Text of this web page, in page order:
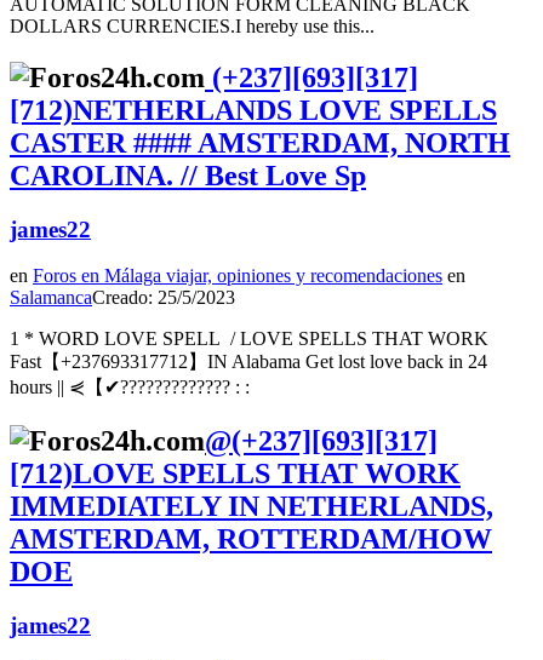
DOLLARS CURRENCIES.I hereby use this...
(+237][693][317]
[712)NETHERLANDS LOVE SPELLS
CASTER #### AMSTERDAM, NORTH
CAROLINA. // Best Love Sp
james22
en Foros en Málaga viajar, opiniones y recomendaciones en
SalamancaCreado: 25/5/2023
1 * WORD LOVE SPELL / LOVE SPELLS THAT WORK
Fast【+237693317712】IN Alabama Get lost love back in 24
hours || ⋞【✔????????????? : :
@(+237][693][317]
[712)LOVE SPELLS THAT WORK
IMMEDIATELY IN NETHERLANDS,
AMSTERDAM, ROTTERDAM/HOW
DOE
james22